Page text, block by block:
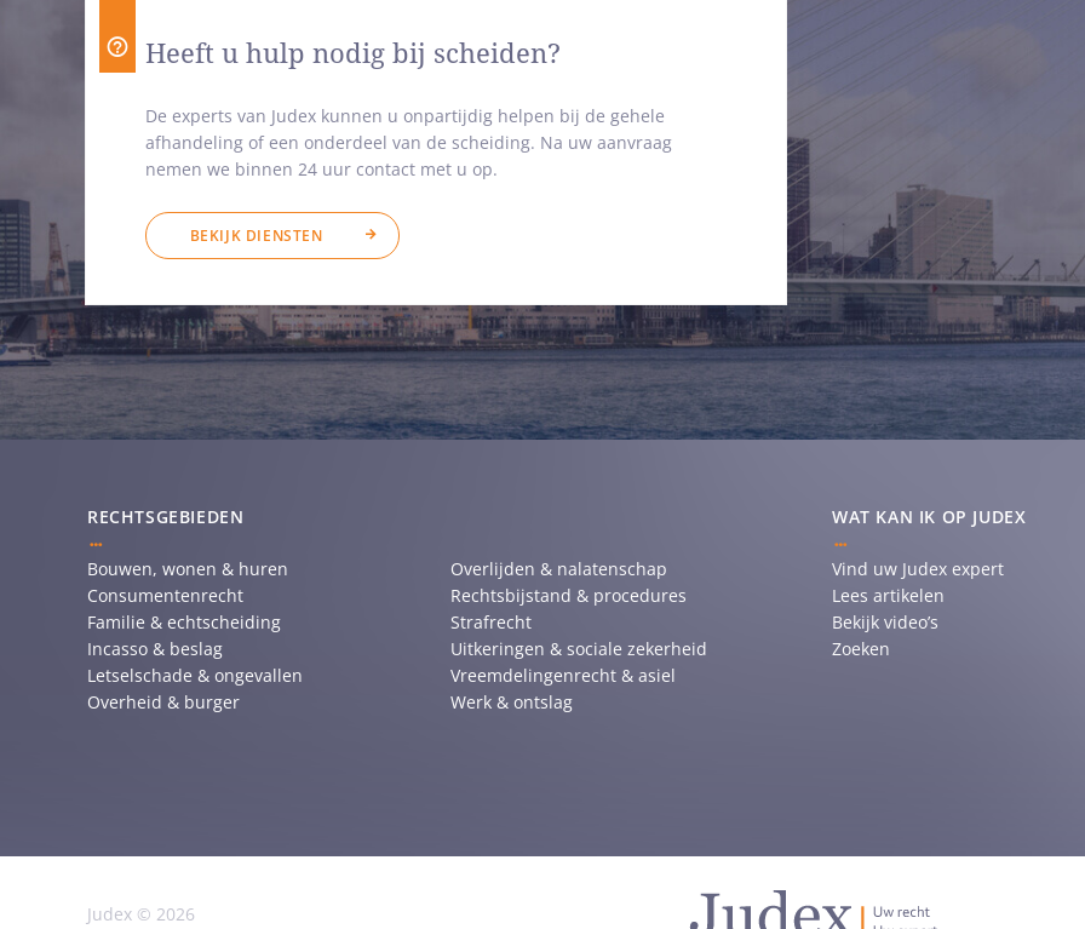
Heeft u hulp nodig bij scheiden?
De experts van Judex kunnen u onpartijdig helpen bij de gehele
afhandeling of een onderdeel van de scheiding. Na uw aanvraag
nemen we binnen 24 uur contact met u op.
BEKIJK DIENSTEN
RECHTSGEBIEDEN
Bouwen, wonen & huren
Consumentenrecht
Familie & echtscheiding
Incasso & beslag
Letselschade & ongevallen
Overheid & burger
Overlijden & nalatenschap
Rechtsbijstand & procedures
Strafrecht
Uitkeringen & sociale zekerheid
Vreemdelingenrecht & asiel
Werk & ontslag
WAT KAN IK OP JUDEX
Vind uw Judex expert
Lees artikelen
Bekijk video’s
Zoeken
Judex © 2026